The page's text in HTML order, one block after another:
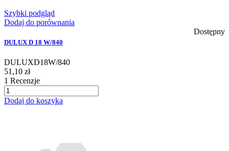
Szybki podgląd
Dodaj do porównania
Dostępny
DULUX D 18 W/840
DULUXD18W/840
51,10 zł
1 Recenzje
Dodaj do koszyka